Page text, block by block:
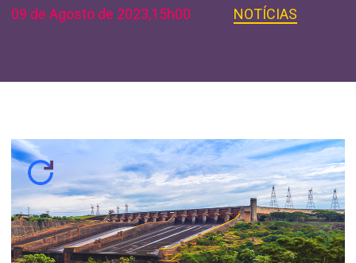
09 de Agosto de 2023,15h00 NOTÍCIAS